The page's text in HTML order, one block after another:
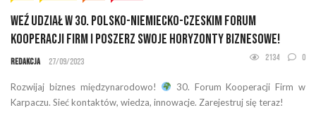
Weź udział w 30. Polsko-Niemiecko-Czeskim Forum
Kooperacji Firm i Poszerz Swoje Horyzonty Biznesowe!
Redakcja 27/09/2023 2134 0
Rozwijaj biznes międzynarodowo!
30. Forum Kooperacji Firm w
Karpaczu. Sieć kontaktów, wiedza, innowacje. Zarejestruj się teraz!